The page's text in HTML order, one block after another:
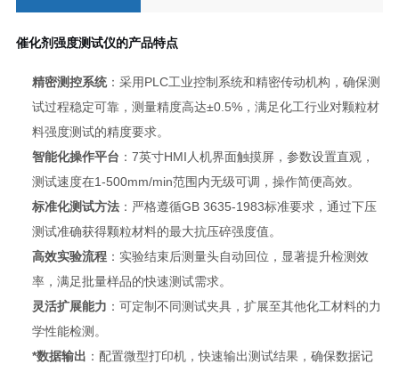
催化剂强度测试仪的产品特点
精密测控系统：采用PLC工业控制系统和精密传动机构，确保测
试过程稳定可靠，测量精度高达±0.5%，满足化工行业对颗粒材
料强度测试的精度要求。
智能化操作平台 ：7英寸HMI人机界面触摸屏，参数设置直观，
测试速度在1-500mm/min范围内无级可调，操作简便高效。
标准化测试方法：严格遵循GB 3635-1983标准要求，通过下压
测试准确获得颗粒材料的最大抗压碎强度值。
高效实验流程：实验结束后测量头自动回位，显著提升检测效
率，满足批量样品的快速测试需求。
灵活扩展能力 ：可定制不同测试夹具，扩展至其他化工材料的力
学性能检测。
*数据输出 ：配置微型打印机，快速输出测试结果，确保数据记